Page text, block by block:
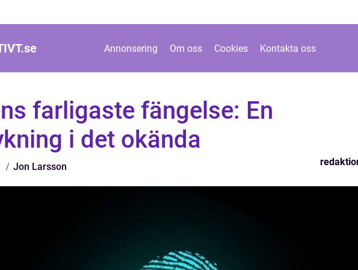
se Annonsering Om oss Cookies Kontakta oss
farligaste fängelse: En
i det okända
Jon Larsson